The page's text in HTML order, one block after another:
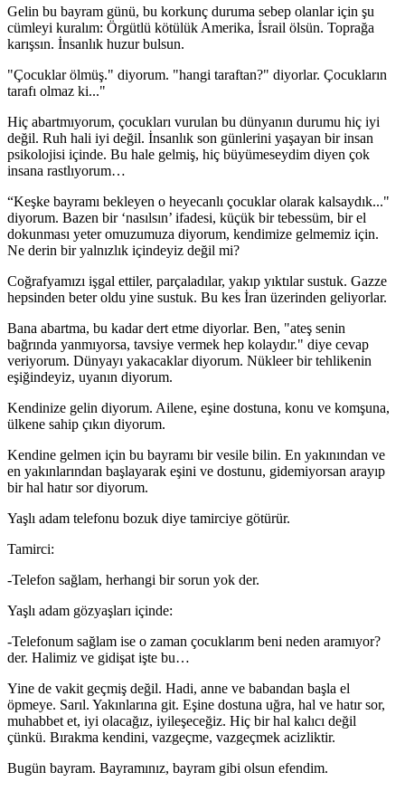
Gelin bu bayram günü, bu korkunç duruma sebep olanlar için şu
cümleyi kuralım: Örgütlü kötülük Amerika, İsrail ölsün. Toprağa
karışsın. İnsanlık huzur bulsun.
"Çocuklar ölmüş." diyorum. "hangi taraftan?" diyorlar. Çocukların
tarafı olmaz ki..."
Hiç abartmıyorum, çocukları vurulan bu dünyanın durumu hiç iyi
değil. Ruh hali iyi değil. İnsanlık son günlerini yaşayan bir insan
psikolojisi içinde. Bu hale gelmiş, hiç büyümeseydim diyen çok
insana rastlıyorum…
“Keşke bayramı bekleyen o heyecanlı çocuklar olarak kalsaydık..."
diyorum. Bazen bir ‘nasılsın’ ifadesi, küçük bir tebessüm, bir el
dokunması yeter omuzumuza diyorum, kendimize gelmemiz için.
Ne derin bir yalnızlık içindeyiz değil mi?
Coğrafyamızı işgal ettiler, parçaladılar, yakıp yıktılar sustuk. Gazze
hepsinden beter oldu yine sustuk. Bu kes İran üzerinden geliyorlar.
Bana abartma, bu kadar dert etme diyorlar. Ben, "ateş senin
bağrında yanmıyorsa, tavsiye vermek hep kolaydır." diye cevap
veriyorum. Dünyayı yakacaklar diyorum. Nükleer bir tehlikenin
eşiğindeyiz, uyanın diyorum.
Kendinize gelin diyorum. Ailene, eşine dostuna, konu ve komşuna,
ülkene sahip çıkın diyorum.
Kendine gelmen için bu bayramı bir vesile bilin. En yakınından ve
en yakınlarından başlayarak eşini ve dostunu, gidemiyorsan arayıp
bir hal hatır sor diyorum.
Yaşlı adam telefonu bozuk diye tamirciye götürür.
Tamirci:
-Telefon sağlam, herhangi bir sorun yok der.
Yaşlı adam gözyaşları içinde:
-Telefonum sağlam ise o zaman çocuklarım beni neden aramıyor?
der. Halimiz ve gidişat işte bu…
Yine de vakit geçmiş değil. Hadi, anne ve babandan başla el
öpmeye. Sarıl. Yakınlarına git. Eşine dostuna uğra, hal ve hatır sor,
muhabbet et, iyi olacağız, iyileşeceğiz. Hiç bir hal kalıcı değil
çünkü. Bırakma kendini, vazgeçme, vazgeçmek acizliktir.
Bugün bayram. Bayramınız, bayram gibi olsun efendim.